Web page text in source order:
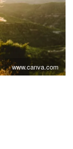
www.canva.com